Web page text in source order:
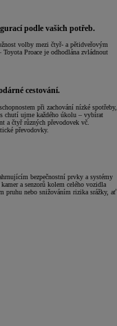
podle vašich potřeb.
volby mezi čtyř- a pětidveřovým
Proace je odhodlána zvládnout
cestování.
při zachování nízké spotřeby,
s chutí ujme každého úkolu – vybírat
a čtyř různých převodovek vč.
převodovky.
bezpečnostní prvky a systémy
a senzorů kolem celého vozidla
pruhu nebo snižováním rizika srážky, ať